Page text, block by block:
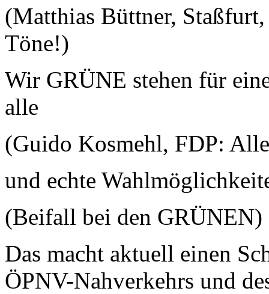
(Matthias Büttner,
Töne!)
Wir GRÜNE stehen für
alle
(Guido Kosmehl, FDP:
und echte
(Beifall bei den GRÜNEN)
Das macht aktuell einen
ÖPNV-Nahverkehrs und